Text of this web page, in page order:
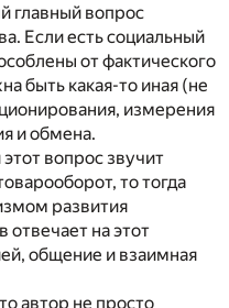
главный вопрос
Если есть социальный
от фактического
быть какая-то иная (не
измерения
и обмена.
вопрос звучит
то тогда
развития
отвечает на этот
общение и взаимная
автор не просто